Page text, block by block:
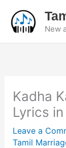
content
New
Kadha
Lyrics
Leave a
Tamil